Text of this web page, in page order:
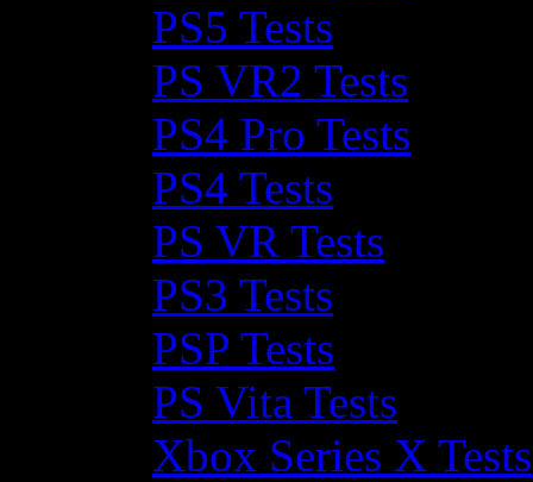
PS5 Tests
PS VR2 Tests
PS4 Pro Tests
PS4 Tests
PS VR Tests
PS3 Tests
PSP Tests
PS Vita Tests
Xbox Series X Tests